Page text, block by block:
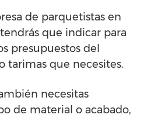
de parquetistas en
que indicar para
presupuestos del
tarimas que necesites.
necesitas
de material o acabado,